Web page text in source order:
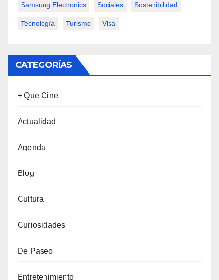
Samsung Electronics Sociales Sostenibilidad
Tecnología Turismo Visa
CATEGORÍAS
+ Que Cine
Actualidad
Agenda
Blog
Cultura
Curiosidades
De Paseo
Entretenimiento